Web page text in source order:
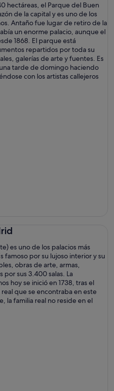
hectáreas, el Parque del Buen
de la capital y es uno de los
Antaño fue lugar de retiro de la
un enorme palacio, aunque el
1868. El parque está
repartidos por toda su
galerías de arte y fuentes. Es
tarde de domingo haciendo
con los artistas callejeros
es uno de los palacios más
famoso por su lujoso interior y su
obras de arte, armas,
por sus 3.400 salas. La
hoy se inició en 1738, tras el
que se encontraba en este
la familia real no reside en el